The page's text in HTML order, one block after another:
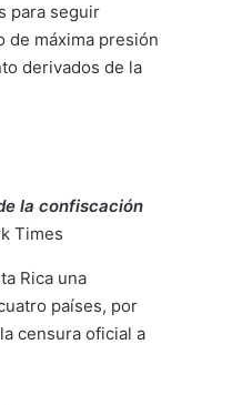
para seguir
de máxima presión
derivados de la
la confiscación
Times
Rica una
países, por
censura oficial a